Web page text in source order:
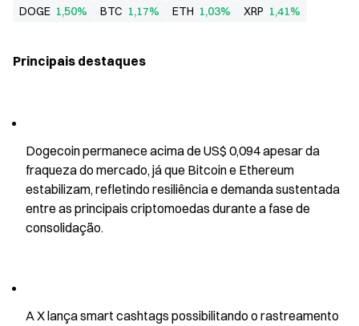
DOGE 1,50% BTC 1,17% ETH 1,03% XRP 1,41%
Principais destaques
Dogecoin permanece acima de US$ 0,094 apesar da
fraqueza do mercado, já que Bitcoin e Ethereum
estabilizam, refletindo resiliência e demanda sustentada
entre as principais criptomoedas durante a fase de
consolidação.
A X lança smart cashtags possibilitando o rastreamento